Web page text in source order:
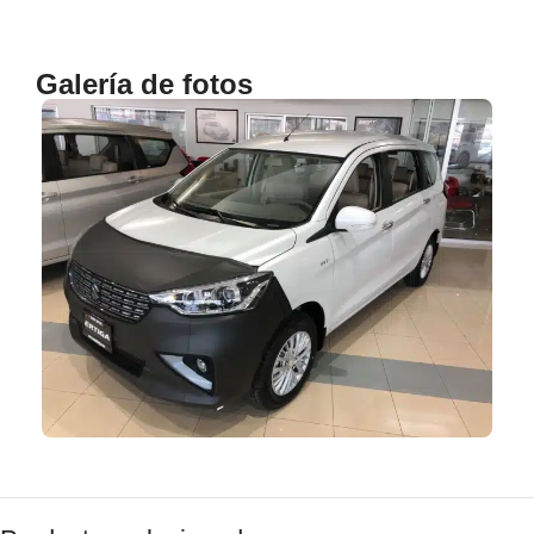
Galería de fotos